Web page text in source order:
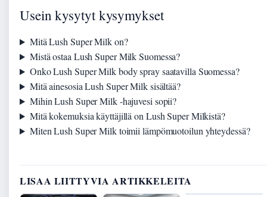
Usein kysytyt kysymykset
Mitä Lush Super Milk on?
Mistä ostaa Lush Super Milk Suomessa?
Onko Lush Super Milk body spray saatavilla Suomessa?
Mitä ainesosia Lush Super Milk sisältää?
Mihin Lush Super Milk -hajuvesi sopii?
Mitä kokemuksia käyttäjillä on Lush Super Milkistä?
Miten Lush Super Milk toimii lämpömuotoilun yhteydessä?
LISAA LIITTYVIA ARTIKKELEITA